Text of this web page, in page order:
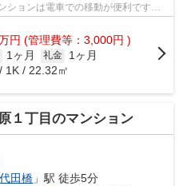
ョンは電車での移動が便利です。
...
円 (管理費等：3,000円 )
1ヶ月 礼金
1ヶ月
1K / 22.32㎡
１丁目のマンション
代田橋 」駅 徒歩5分